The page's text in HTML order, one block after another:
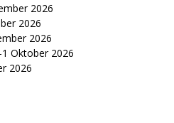
2026
2026
2026
Oktober 2026
2026